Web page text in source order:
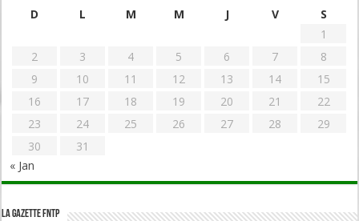
D
L M M J V
S
1
2
3 4 5 6 7
8
9
10 11 12 13 14
15
16
17 18 19 20 21
22
23
24 25 26 27 28
29
30
31
« Jan
La Gazette FNTP